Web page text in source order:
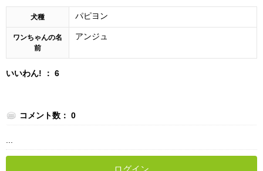
犬種 パピヨン
ワンちゃんの名
前
アンジュ
いいわん! ： 6
コメント数： 0
ログイン